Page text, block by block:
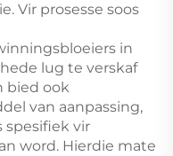
Vir prosesse soos
in
lug te verskaf
bied ook
van aanpassing,
spesifiek vir
word. Hierdie mate